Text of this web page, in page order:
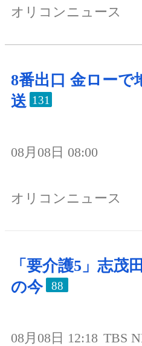
オリコンニュース
8番出口 金ローで
送 131
08月08日 08:00
オリコンニュース
「要介護5」志茂
の今
88
08月08日 12:18 TBS